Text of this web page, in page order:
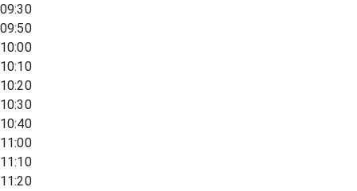
09:30
09:50
10:00
10:10
10:20
10:30
10:40
11:00
11:10
11:20